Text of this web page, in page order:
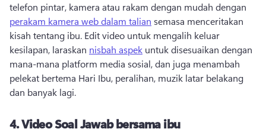
telefon pintar, kamera atau rakam dengan mudah dengan
perakam kamera web dalam talian semasa menceritakan
kisah tentang ibu. Edit video untuk mengalih keluar
kesilapan, laraskan nisbah aspek untuk disesuaikan dengan
mana-mana platform media sosial, dan juga menambah
pelekat bertema Hari Ibu, peralihan, muzik latar belakang
dan banyak lagi.
4.Video Soal Jawab bersama ibu